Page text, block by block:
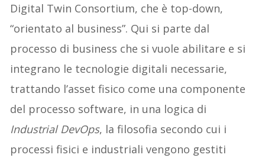
Digital Twin Consortium, che è top-down,
“orientato al business”. Qui si parte dal
processo di business che si vuole abilitare e si
integrano le tecnologie digitali necessarie,
trattando l’asset fisico come una componente
del processo software, in una logica di
Industrial DevOps, la filosofia secondo cui i
processi fisici e industriali vengono gestiti